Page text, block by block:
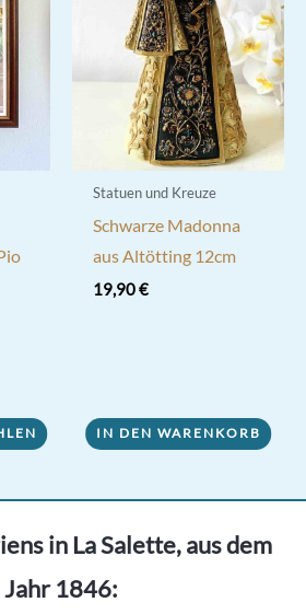
Produktseite
gewählt
werden
Statuen und Kreuze
Schwarze Madonna
aus Altötting 12cm
19,90€
IN DEN WARENKORB
in La Salette, aus dem
Jahr 1846: